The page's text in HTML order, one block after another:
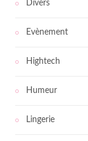
Divers
Evènement
Hightech
Humeur
Lingerie